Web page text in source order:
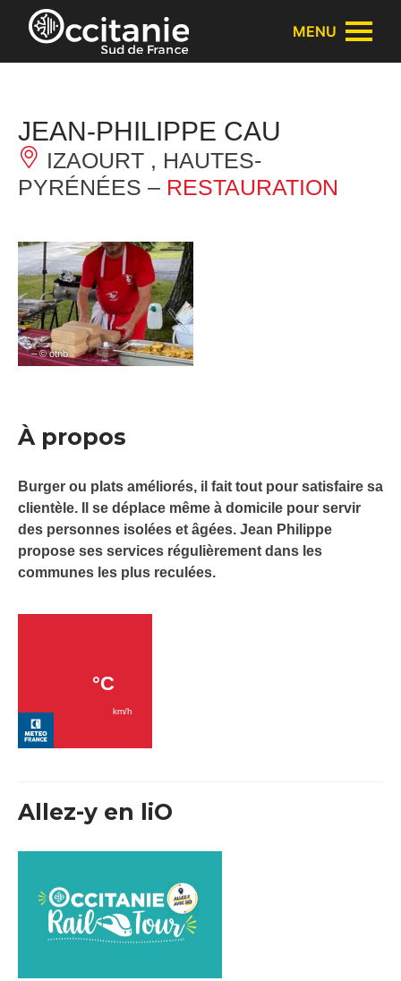
Panneau de gestion des cookies
MENU
JEAN-PHILIPPE CAU
IZAOURT , HAUTES-
PYRÉNÉES – RESTAURATION
– © otnb
À propos
Burger ou plats améliorés, il fait tout pour satisfaire sa
clientèle. Il se déplace même à domicile pour servir
des personnes isolées et âgées. Jean Philippe
propose ses services régulièrement dans les
communes les plus reculées.
Allez-y en liO